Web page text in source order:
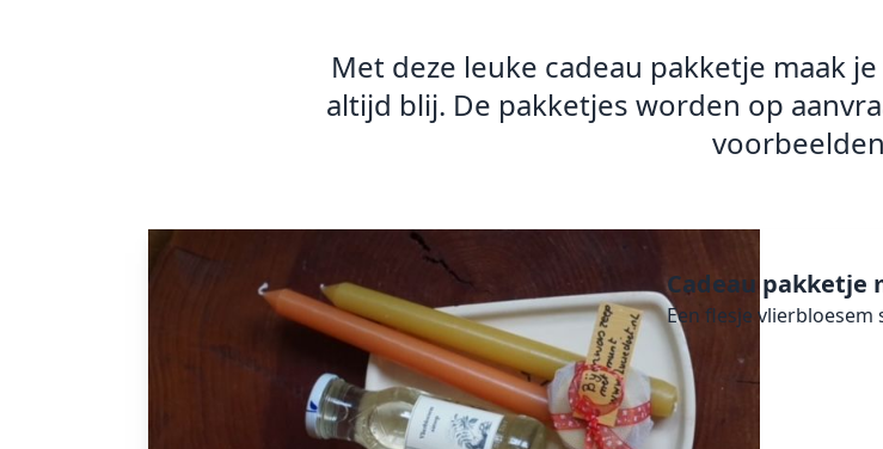
Met deze leuke cadeau pakketje maak
altijd blij. De pakketjes worden op
Cadeau pakketje
Een flesje vlierbloesem